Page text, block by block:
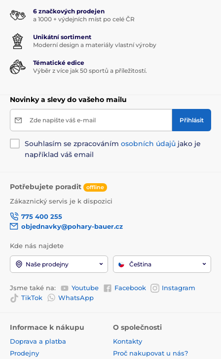
6 značkových prodejen
a 1000 + výdejních míst po celé ČR
Unikátní sortiment
Moderní design a materiály vlastní výroby
Tématické edice
Výběr z více jak 50 sportů a příležitostí.
Novinky a slevy do vašeho mailu
Zde napište váš e-mail Přihlásit
Souhlasím se zpracováním osobních údajů jako je
například váš email
Potřebujete poradit offline
Zákaznický servis je k dispozici
775 400 255
objednavky@pohary-bauer.cz
Kde nás najdete
Naše prodejny Čeština
Jsme také na: Youtube Facebook
Instagram
TikTok
WhatsApp
Informace k nákupu
Doprava a platba
Prodejny
O společnosti
Kontakty
Proč nakupovat u nás?